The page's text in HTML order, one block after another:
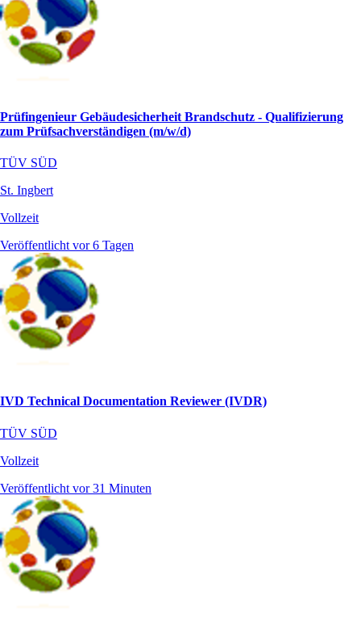
Prüfingenieur Gebäudesicherheit Brandschutz - Qualifizierung
zum Prüfsachverständigen (m/w/d)
TÜV SÜD
St. Ingbert
Vollzeit
Veröffentlicht vor 6 Tagen
IVD Technical Documentation Reviewer (IVDR)
TÜV SÜD
Vollzeit
Veröffentlicht vor 31 Minuten